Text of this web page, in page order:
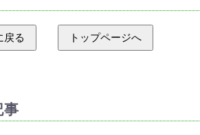
戻る トップページへ
事